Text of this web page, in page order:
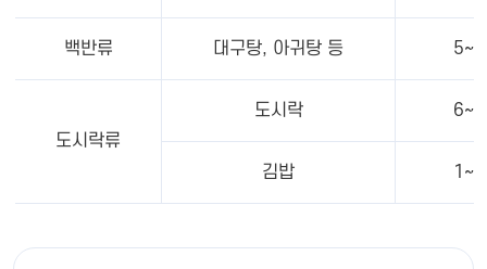
백반류 대구탕, 아귀탕 등 5~6
도시락류
도시락 6~7
김밥 1~2